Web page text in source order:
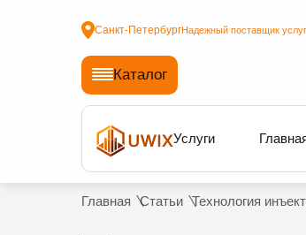
Санкт-ПетербургНадежный поставщик
Каталог
Услуги
Главная Статьи Технология